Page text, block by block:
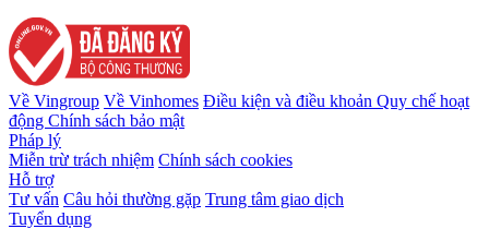
Về Vingroup Về Vinhomes Điều kiện và điều khoản Quy chế hoạt
động Chính sách bảo mật
Pháp lý
Miễn trừ trách nhiệm Chính sách cookies
Hỗ trợ
Tư vấn Câu hỏi thường gặp Trung tâm giao dịch
Tuyển dụng